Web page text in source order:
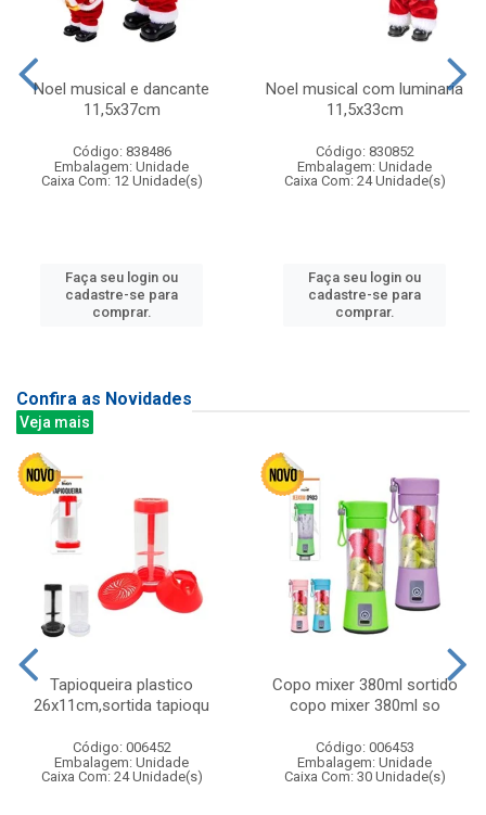
Noel musical e dancante
11,5x37cm
Código: 838486
Embalagem: Unidade
Caixa Com: 12 Unidade(s)
Faça seu login ou
cadastre-se para
comprar.
Noel musical com luminaria
11,5x33cm
Código: 830852
Embalagem: Unidade
Caixa Com: 24 Unidade(s)
Faça seu login ou
cadastre-se para
comprar.
Confira as Novidades
Veja mais
Tapioqueira plastico
26x11cm,sortida tapioqu
Código: 006452
Embalagem: Unidade
Caixa Com: 24 Unidade(s)
Copo mixer 380ml sortido
copo mixer 380ml so
Código: 006453
Embalagem: Unidade
Caixa Com: 30 Unidade(s)